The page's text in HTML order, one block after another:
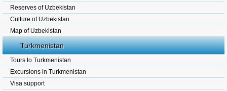
Reserves of Uzbekistan
Culture of Uzbekistan
Map of Uzbekistan
Turkmenistan
Tours to Turkmenistan
Excursions in Turkmenistan
Visa support